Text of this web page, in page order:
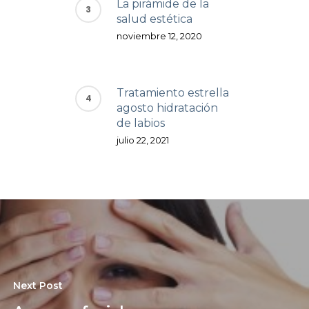
La pirámide de la
salud estética
noviembre 12, 2020
Tratamiento estrella
agosto hidratación
de labios
julio 22, 2021
Next Post